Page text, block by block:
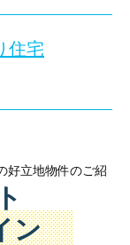
3,080万円です
打ち合わせをしなが
提案しております
んございますので
金子」駅まで徒歩
分
人が開いたお店だそ
は絶品です！
住宅
好立地物件のご紹
ン